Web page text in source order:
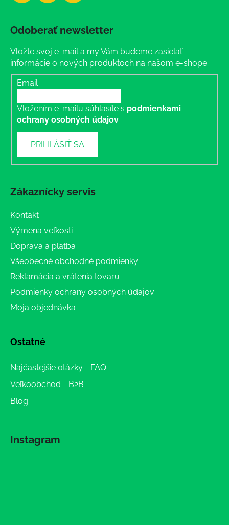
Odoberať newsletter
Vložte svoj e-mail a my Vám budeme zasielať
informácie o nových produktoch na našom e-shope.
Email
Vložením e-mailu súhlasíte s podmienkami
ochrany osobných údajov
PRIHLÁSIŤ SA
Zákaznícky servis
Kontakt
Výmena veľkosti
Doprava a platba
Všeobecné obchodné podmienky
Reklamácia a vrátenia tovaru
Podmienky ochrany osobných údajov
Moja objednávka
Ostatné
Najčastejšie otázky - FAQ
Veľkoobchod - B2B
Blog
Instagram